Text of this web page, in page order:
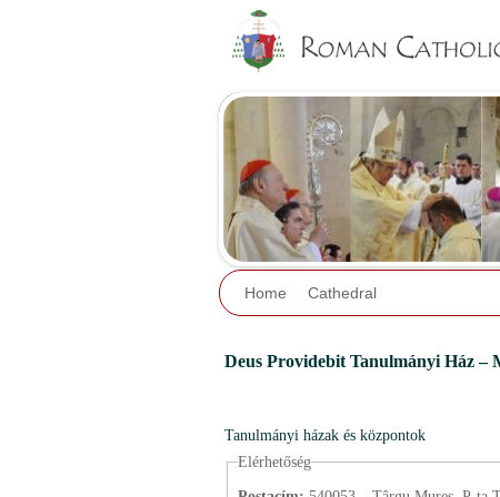
Home Cathedral
Deus Providebit Tanulmányi Ház –
Tanulmányi házak és központok
Elérhetőség